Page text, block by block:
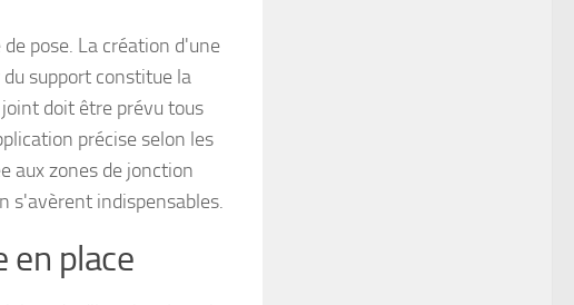
pose. La création d'une
support constitue la
doit être prévu tous
précise selon les
aux zones de jonction
s'avèrent indispensables.
en place